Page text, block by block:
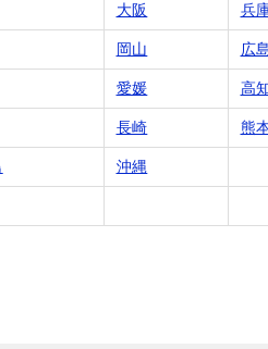
大阪 兵
岡山 広
愛媛 高
長崎 熊
沖縄